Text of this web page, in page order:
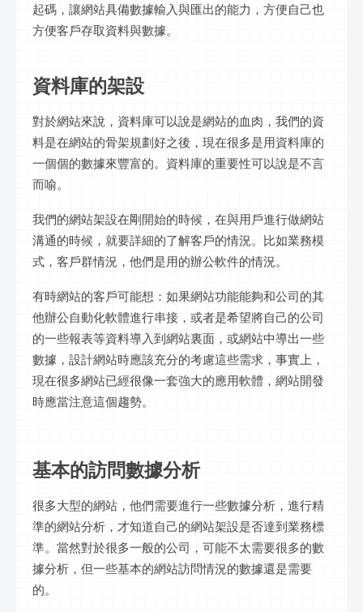
起碼，讓網站具備數據輸入與匯出的能力，方便自己也
方便客戶存取資料與數據。
資料庫的架設
對於網站來說，資料庫可以說是網站的血肉，我們的資
料是在網站的骨架規劃好之後，現在很多是用資料庫的
一個個的數據來豐富的。資料庫的重要性可以說是不言
而喻。
我們的網站架設在剛開始的時候，在與用戶進行做網站
溝通的時候，就要詳細的了解客戶的情況。比如業務模
式，客戶群情況，他們是用的辦公軟件的情況。
有時網站的客戶可能想：如果網站功能能夠和公司的其
他辦公自動化軟體進行串接，或者是希望將自己的公司
的一些報表等資料導入到網站裏面，或網站中導出一些
數據，設計網站時應該充分的考慮這些需求，事實上，
現在很多網站已經很像一套強大的應用軟體，網站開發
時應當注意這個趨勢。
基本的訪問數據分析
很多大型的網站，他們需要進行一些數據分析，進行精
準的網站分析，才知道自己的網站架設是否達到業務標
準。當然對於很多一般的公司，可能不太需要很多的數
據分析，但一些基本的網站訪問情況的數據還是需要
的。